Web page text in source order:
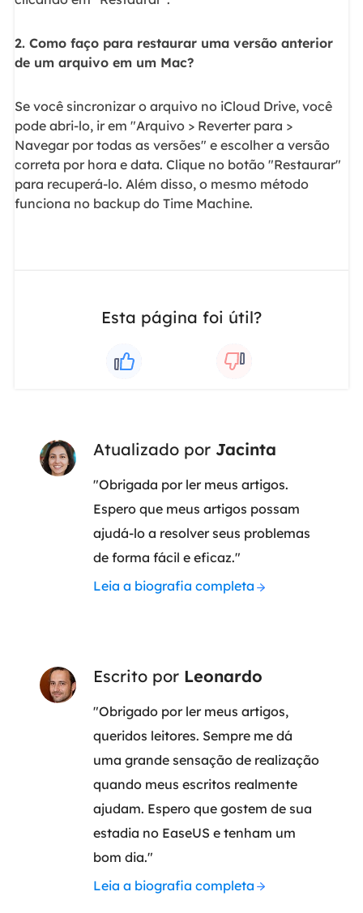
2. Como faço para restaurar uma versão anterior
de um arquivo em um Mac?
Se você sincronizar o arquivo no iCloud Drive, você
pode abri-lo, ir em "Arquivo > Reverter para >
Navegar por todas as versões" e escolher a versão
correta por hora e data. Clique no botão "Restaurar"
para recuperá-lo. Além disso, o mesmo método
funciona no backup do Time Machine.
Esta página foi útil?
Atualizado por Jacinta
"Obrigada por ler meus artigos.
Espero que meus artigos possam
ajudá-lo a resolver seus problemas
de forma fácil e eficaz."
Leia a biografia completa
Escrito por Leonardo
"Obrigado por ler meus artigos,
queridos leitores. Sempre me dá
uma grande sensação de realização
quando meus escritos realmente
ajudam. Espero que gostem de sua
estadia no EaseUS e tenham um
bom dia."
Leia a biografia completa